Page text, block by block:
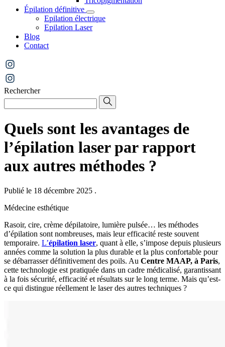
Épilation définitive
Epilation électrique
Epilation Laser
Blog
Contact
Rechercher
Quels sont les avantages de
l’épilation laser par rapport
aux autres méthodes ?
Publié le 18 décembre 2025 .
Médecine esthétique
Rasoir, cire, crème dépilatoire, lumière pulsée… les méthodes
d’épilation sont nombreuses, mais leur efficacité reste souvent
temporaire. L’épilation laser, quant à elle, s’impose depuis plusieurs
années comme la solution la plus durable et la plus confortable pour
se débarrasser définitivement des poils. Au Centre MAAP, à Paris,
cette technologie est pratiquée dans un cadre médicalisé, garantissant
à la fois sécurité, efficacité et résultats sur le long terme. Mais qu’est-
ce qui distingue réellement le laser des autres techniques ?